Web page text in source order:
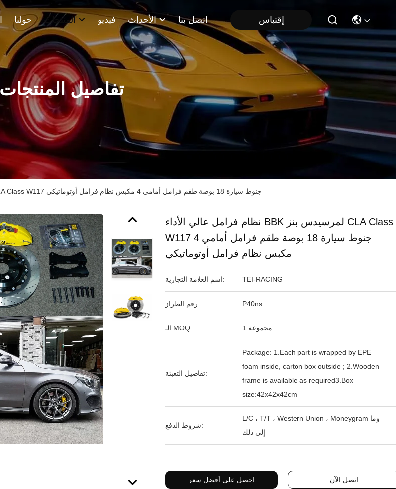
حولنا المنتجات فيديو الأحداث اتصل بنا إقتباس
تفاصيل المنتجات
نظام فرامل عالي الأداء BBK لمرسيدس بنز CLA Class W117 جنوط سيارة 18 بوصة طقم فرامل أمامي 4 مكبس نظام فرامل أوتوماتيكي
نظام فرامل عالي الأداء BBK لمرسيدس بنز CLA Class
W117 جنوط سيارة 18 بوصة طقم فرامل أمامي 4
مكبس نظام فرامل أوتوماتيكي
اسم العلامة التجارية: TEI-RACING
رقم الطراز: P40ns
الـ MOQ: 1 مجموعة
تفاصيل التعبئة:
Package: 1.Each part is wrapped by EPE
foam inside, carton box outside ; 2.Wooden
frame is available as required3.Box
size:42x42x42cm
شروط الدفع:
L/C ، T/T ، Western Union ، Moneygram وما
إلى ذلك
احصل على أفضل سعر اتصل الآن